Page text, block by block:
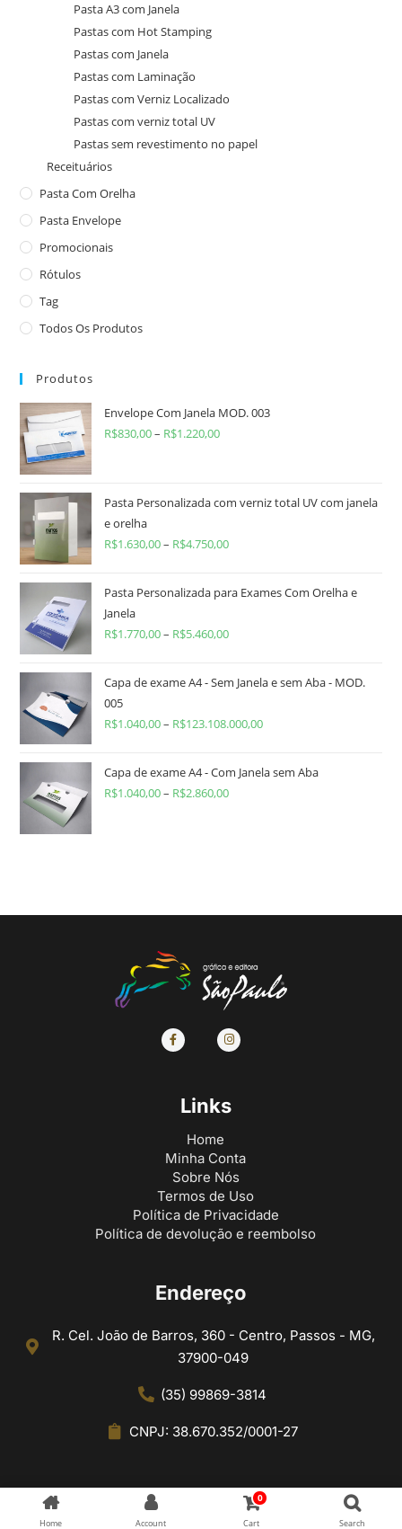
Pasta A3 com Janela
Pastas com Hot Stamping
Pastas com Janela
Pastas com Laminação
Pastas com Verniz Localizado
Pastas com verniz total UV
Pastas sem revestimento no papel
Receituários
Pasta Com Orelha
Pasta Envelope
Promocionais
Rótulos
Tag
Todos Os Produtos
Produtos
Envelope Com Janela MOD. 003
R$830,00– R$1.220,00
Pasta Personalizada com verniz total UV com janela
e orelha
R$1.630,00– R$4.750,00
Pasta Personalizada para Exames Com Orelha e
Janela
R$1.770,00– R$5.460,00
Capa de exame A4 - Sem Janela e sem Aba - MOD.
005
R$1.040,00– R$123.108.000,00
Capa de exame A4 - Com Janela sem Aba
R$1.040,00– R$2.860,00
Links
Home
Minha Conta
Sobre Nós
Termos de Uso
Política de Privacidade
Política de devolução e reembolso
Endereço
R. Cel. João de Barros, 360 - Centro, Passos - MG,
37900-049
(35) 99869-3814
CNPJ: 38.670.352/0001-27
Home Account
0
Cart Search